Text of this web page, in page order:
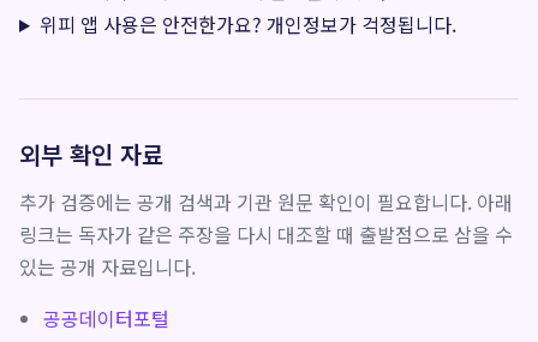
위피 앱 사용은 안전한가요? 개인정보가 걱정됩니다.
외부 확인 자료
추가 검증에는 공개 검색과 기관 원문 확인이 필요합니다. 아래
링크는 독자가 같은 주장을 다시 대조할 때 출발점으로 삼을 수
있는 공개 자료입니다.
공공데이터포털